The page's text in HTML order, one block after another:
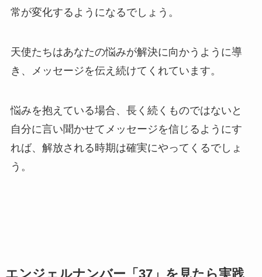
常が変化するようになるでしょう。
天使たちはあなたの悩みが解決に向かうように導
き、メッセージを伝え続けてくれています。
悩みを抱えている場合、長く続くものではないと
自分に言い聞かせてメッセージを信じるようにす
れば、解放される時期は確実にやってくるでしょ
う。